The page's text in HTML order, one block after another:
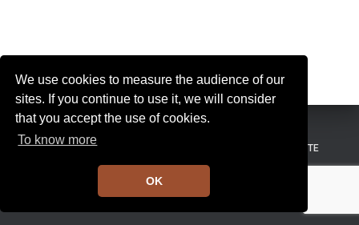
We use cookies to measure the audience of our
sites. If you continue to use it, we will consider
that you accept the use of cookies.
To know more
OK
MENTIONS LÉGALES CONDITIONS GÉNÉRALES DE VENTE
Hestia | Développé par